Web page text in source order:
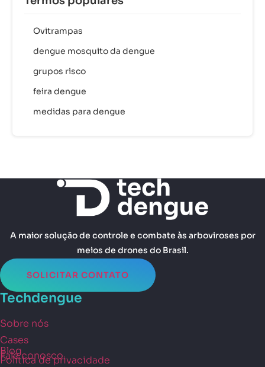
Ovitrampas
dengue mosquito da dengue
grupos risco
feira dengue
medidas para dengue
A maior solução de controle e combate às arboviroses por
meios de drones do Brasil.
SOLICITAR CONTATO
Techdengue
Sobre nós
Cases
Blog
Fale conosco
Política de privacidade